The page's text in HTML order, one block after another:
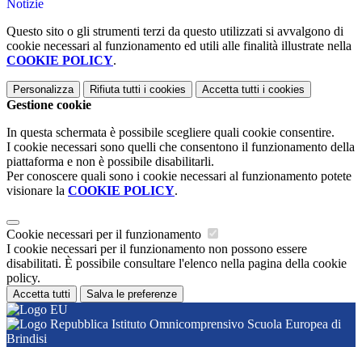
Notizie
Questo sito o gli strumenti terzi da questo utilizzati si avvalgono di
cookie necessari al funzionamento ed utili alle finalità illustrate nella
COOKIE POLICY.
Personalizza Rifiuta tutti i cookies Accetta tutti i cookies
Gestione cookie
In questa schermata è possibile scegliere quali cookie consentire.
I cookie necessari sono quelli che consentono il funzionamento della
piattaforma e non è possibile disabilitarli.
Per conoscere quali sono i cookie necessari al funzionamento potete
visionare la COOKIE POLICY.
Cookie necessari per il funzionamento
I cookie necessari per il funzionamento non possono essere
disabilitati. È possibile consultare l'elenco nella pagina della cookie
policy.
Accetta tutti Salva le preferenze
Istituto Omnicomprensivo Scuola Europea di
Brindisi